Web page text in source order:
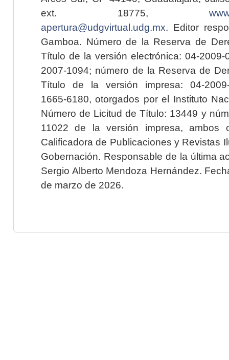
ext. 18775,
apertura@udgvirtual.udg.mx. Editor
Gamboa. Número de la Reserva de
Título de la versión electrónica: 04-2009-
2007-1094; número de la Reserva de
Título de la versión impresa: 04-2009-
1665-6180, otorgados por el Instituto
Número de Licitud de Título: 13449 y
11022 de la versión impresa, ambos
Calificadora de Publicaciones y Revistas
Gobernación. Responsable de la última
Sergio Alberto Mendoza Hernández.
de marzo de 2026.